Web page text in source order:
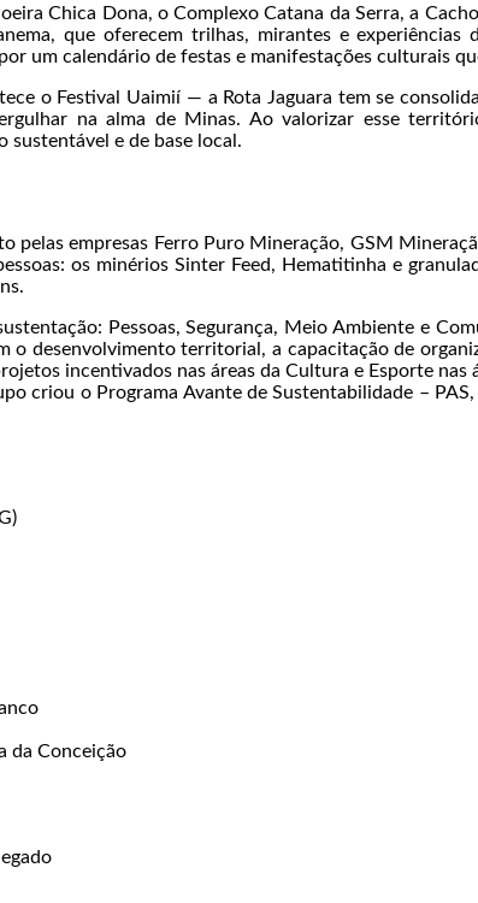
Chica Dona, o Complexo Catana da Serra, a
que oferecem trilhas, mirantes e
um calendário de festas e manifestações culturais
o Festival Uaimií — a Rota Jaguara tem se
na alma de Minas. Ao valorizar esse
e de base local.
pelas empresas Ferro Puro Mineração, GSM
os minérios Sinter Feed, Hematitinha e
Pessoas, Segurança, Meio Ambiente e
desenvolvimento territorial, a capacitação de
incentivados nas áreas da Cultura e Esporte nas
criou o Programa Avante de Sustentabilidade –
da Conceição